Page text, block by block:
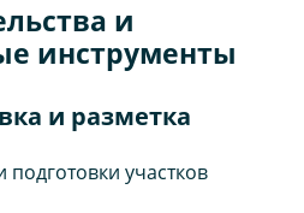
и
инструменты
и разметка
участков